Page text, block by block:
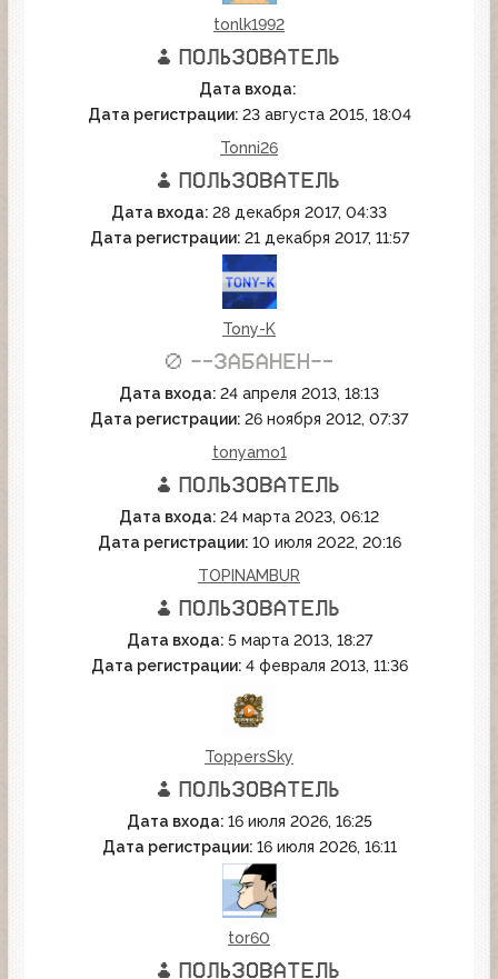
tonlk1992
Дата входа:
Дата регистрации: 23 августа 2015, 18:04
Tonni26
Дата входа: 28 декабря 2017, 04:33
Дата регистрации: 21 декабря 2017, 11:57
Tony-K
Дата входа: 24 апреля 2013, 18:13
Дата регистрации: 26 ноября 2012, 07:37
tonyamo1
Дата входа: 24 марта 2023, 06:12
Дата регистрации: 10 июля 2022, 20:16
TOPINAMBUR
Дата входа: 5 марта 2013, 18:27
Дата регистрации: 4 февраля 2013, 11:36
ToppersSky
Дата входа: 16 июля 2026, 16:25
Дата регистрации: 16 июля 2026, 16:11
tor60